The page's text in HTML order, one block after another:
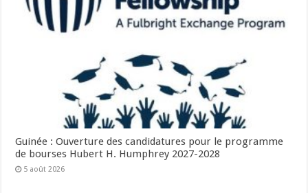
Guinée : Ouverture des candidatures pour le programme
de bourses Hubert H. Humphrey 2027-2028
5 août 2026